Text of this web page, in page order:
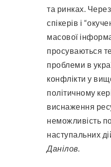
та ринках.
спікерів і
масової
просуваються
проблеми в
конфлікти у
політичному
виснаження
неможливість
наступальних
Данілов.